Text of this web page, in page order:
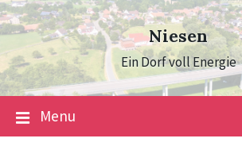
Skip
to
content
Skip
to
main
navigation
Skip
to
footer
Niesen
Ein Dorf voll Energie
Menu